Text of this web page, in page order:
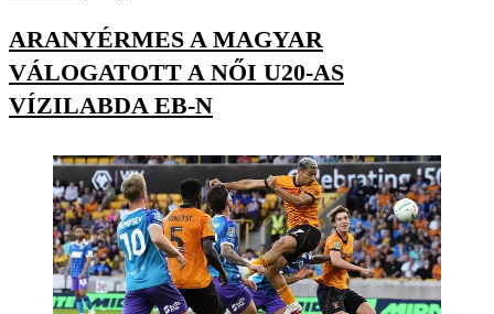
ARANYÉRMES A MAGYAR
VÁLOGATOTT A NŐI U20-AS
VÍZILABDA EB-N